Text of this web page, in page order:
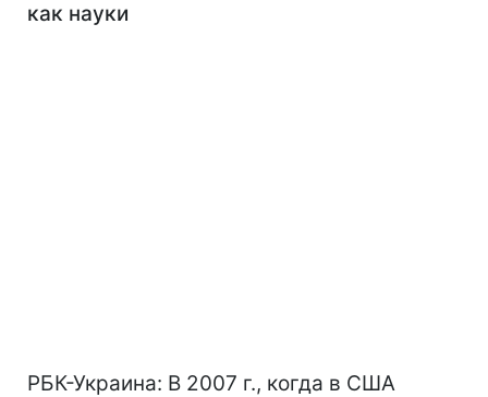
как науки
РБК-Украина: В 2007 г., когда в США